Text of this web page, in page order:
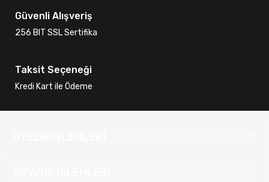
Güvenli Alışveriş
256 BIT SSL Sertifika
Taksit Seçeneği
Kredi Kart ile Ödeme